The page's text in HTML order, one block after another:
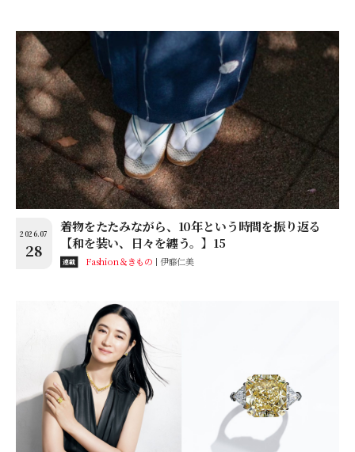
2026.07
28
着物をたたみながら、10年という時間を振り返る
【和を装い、日々を纏う。】15
連載 Fashion＆きもの 伊藤仁美